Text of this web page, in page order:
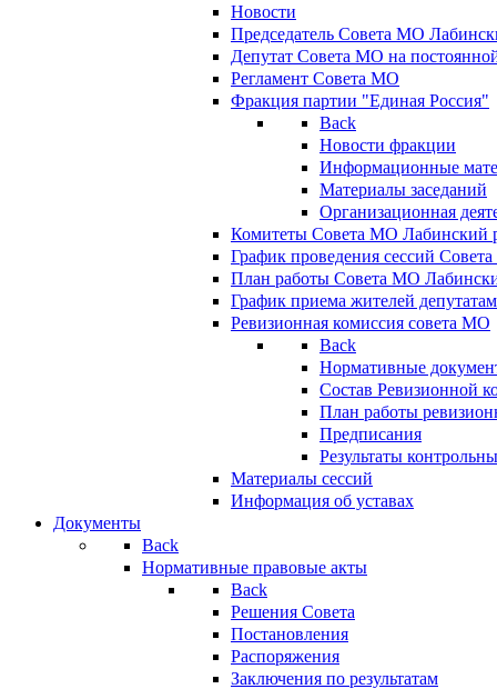
Новости
Председатель Совета МО
Депутат Совета МО на
Регламент Совета МО
Фракция партии "Единая Россия"
Back
Новости фракции
Информационные
Материалы заседаний
Организационная
Комитеты Совета МО Лабинский
График проведения сессий
План работы Совета МО
График приема жителей
Ревизионная комиссия совета МО
Back
Нормативные
Состав Ревизионной
План работы
Предписания
Результаты
Материалы сессий
Информация об уставах
Документы
Back
Нормативные правовые акты
Back
Решения Совета
Постановления
Распоряжения
Заключения по результатам